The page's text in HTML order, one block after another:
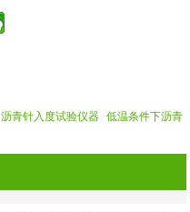
沥青针入度试验仪器 低温条件下沥青